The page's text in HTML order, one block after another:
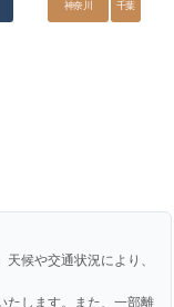
神奈川 千葉
候や交通状況により、
たします。また、一部離